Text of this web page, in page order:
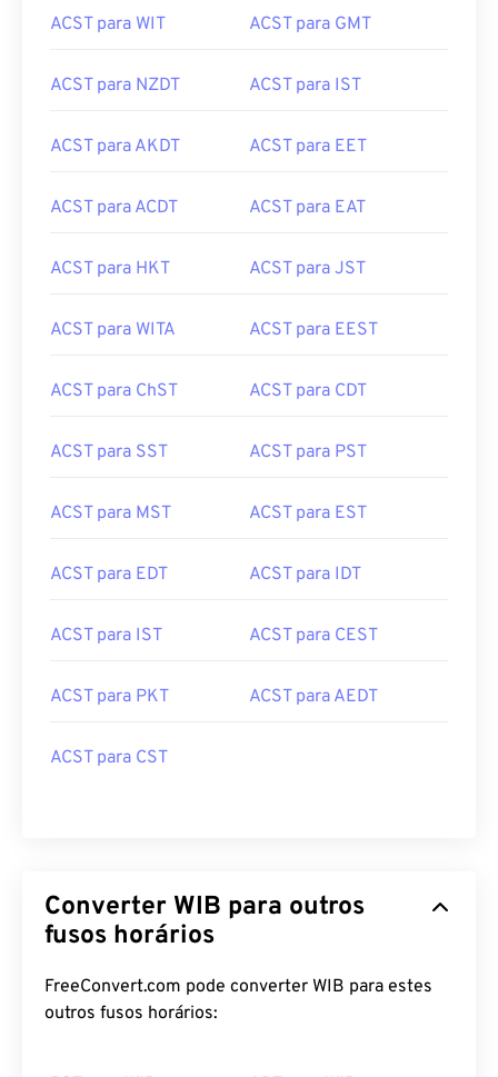
ACST para WIT ACST para GMT
ACST para NZDT ACST para IST
ACST para AKDT ACST para EET
ACST para ACDT ACST para EAT
ACST para HKT ACST para JST
ACST para WITA ACST para EEST
ACST para ChST ACST para CDT
ACST para SST ACST para PST
ACST para MST ACST para EST
ACST para EDT ACST para IDT
ACST para IST ACST para CEST
ACST para PKT ACST para AEDT
ACST para CST
Converter WIB para outros
fusos horários
FreeConvert.com pode converter WIB para estes
outros fusos horários: